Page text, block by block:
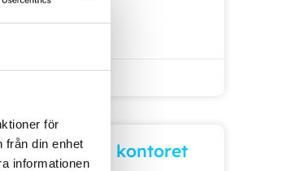
för
från din enhet
informationen
på kontoret